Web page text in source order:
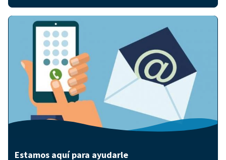
Estamos aquí para ayudarle
Imagen